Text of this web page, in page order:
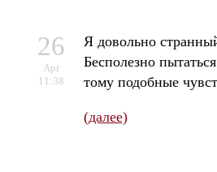
26
Apr
11:38
Я довольно
Бесполезно
тому подобные
(далее)